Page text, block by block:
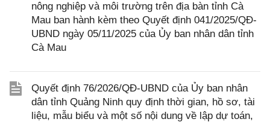
nông nghiệp và môi trường trên địa bàn tỉnh Cà
Mau ban hành kèm theo Quyết định 041/2025/QĐ-
UBND ngày 05/11/2025 của Ủy ban nhân dân tỉnh
Cà Mau
Quyết định 76/2026/QĐ-UBND của Ủy ban nhân
dân tỉnh Quảng Ninh quy định thời gian, hồ sơ, tài
liệu, mẫu biểu và một số nội dung về lập dự toán,